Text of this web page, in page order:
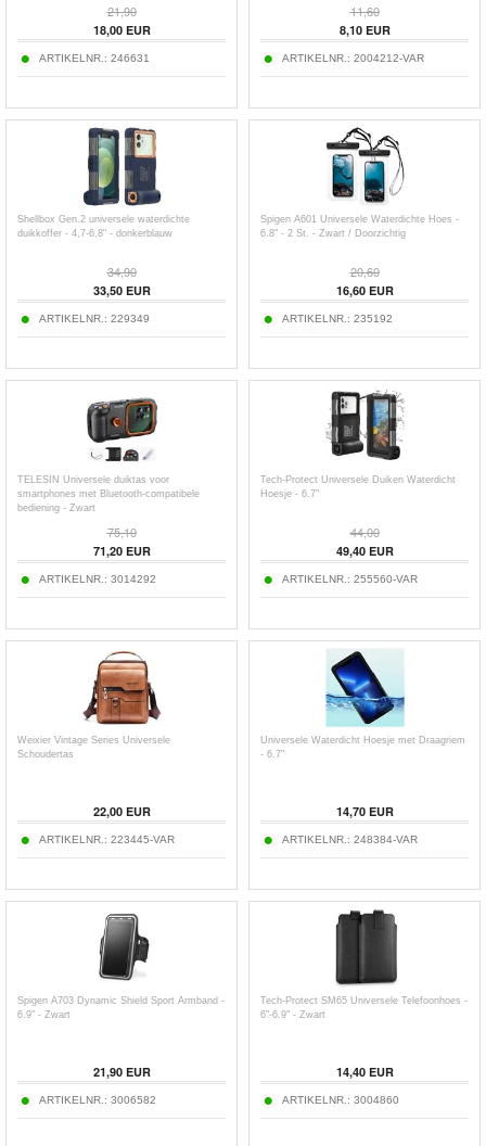
21,90
18,00EUR
ARTIKELNR.: 246631
11,60
8,10EUR
ARTIKELNR.: 2004212-VAR
Shellbox Gen.2 universele waterdichte
duikkoffer - 4,7-6,8" - donkerblauw
34,90
33,50EUR
ARTIKELNR.: 229349
Spigen A601 Universele Waterdichte Hoes -
6.8" - 2 St. - Zwart / Doorzichtig
20,60
16,60EUR
ARTIKELNR.: 235192
TELESIN Universele duiktas voor
smartphones met Bluetooth-compatibele
bediening - Zwart
75,10
71,20EUR
ARTIKELNR.: 3014292
Tech-Protect Universele Duiken Waterdicht
Hoesje - 6.7"
44,00
49,40EUR
ARTIKELNR.: 255560-VAR
Weixier Vintage Series Universele
Schoudertas
22,00EUR
ARTIKELNR.: 223445-VAR
Universele Waterdicht Hoesje met Draagriem
- 6.7"
14,70EUR
ARTIKELNR.: 248384-VAR
Spigen A703 Dynamic Shield Sport Armband -
6.9" - Zwart
21,90EUR
ARTIKELNR.: 3006582
Tech-Protect SM65 Universele Telefoonhoes -
6"-6.9" - Zwart
14,40EUR
ARTIKELNR.: 3004860